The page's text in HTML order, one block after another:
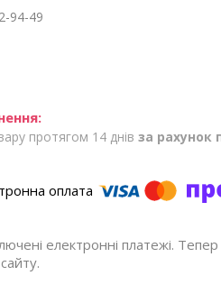
94-49
протягом 14 днів за рахунок
електронні платежі.